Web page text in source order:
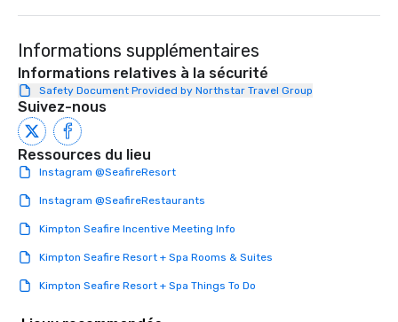
Illusionist Matias
Informations supplémentaires
Informations relatives à la sécurité
Safety Document Provided by Northstar Travel Group
Suivez-nous
Ressources du lieu
Instagram @SeafireResort
Instagram @SeafireRestaurants
Kimpton Seafire Incentive Meeting Info
Kimpton Seafire Resort + Spa Rooms & Suites
Kimpton Seafire Resort + Spa Things To Do